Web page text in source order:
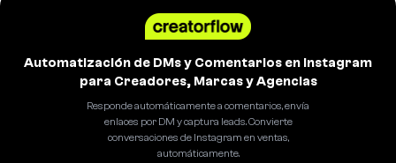
Automatización de DMs y Comentarios en Instagram
para Creadores, Marcas y Agencias
Responde automáticamente a comentarios, envía
enlaces por DM y captura leads. Convierte
conversaciones de Instagram en ventas,
automáticamente.